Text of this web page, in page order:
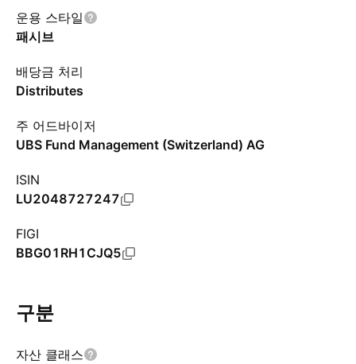
운용 스타일
패시브
배당금 처리
Distributes
주 어드바이저
UBS Fund Management (Switzerland) AG
ISIN
LU2048727247
FIGI
BBG01RH1CJQ5
구분
자산 클래스